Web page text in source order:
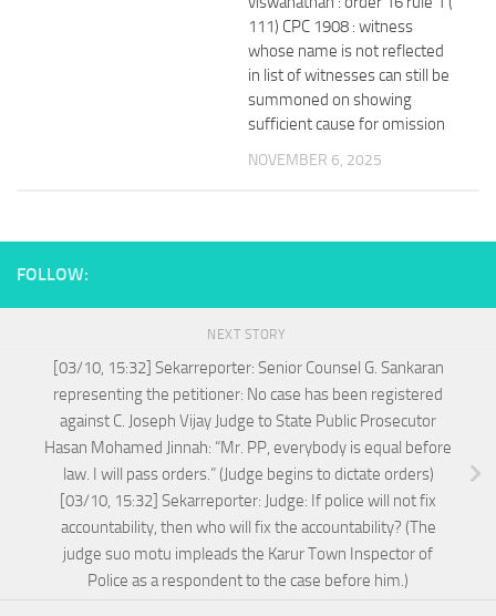
111) CPC 1908 : witness
whose name is not reflected
in list of witnesses can still be
summoned on showing
sufficient cause for omission
NOVEMBER 6, 2025
FOLLOW:
NEXT STORY
[03/10, 15:32] Sekarreporter: Senior Counsel G. Sankaran
representing the petitioner: No case has been registered
against C. Joseph Vijay Judge to State Public Prosecutor
Hasan Mohamed Jinnah: “Mr. PP, everybody is equal before
law. I will pass orders.” (Judge begins to dictate orders)
[03/10, 15:32] Sekarreporter: Judge: If police will not fix
accountability, then who will fix the accountability? (The
judge suo motu impleads the Karur Town Inspector of
Police as a respondent to the case before him.)